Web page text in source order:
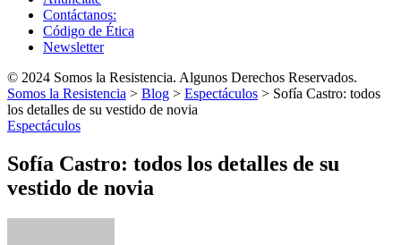
Contáctanos:
Código de Ética
Newsletter
© 2024 Somos la Resistencia. Algunos Derechos Reservados.
Somos la Resistencia > Blog > Espectáculos > Sofía Castro: todos
los detalles de su vestido de novia
Espectáculos
Sofía Castro: todos los detalles de su
vestido de novia